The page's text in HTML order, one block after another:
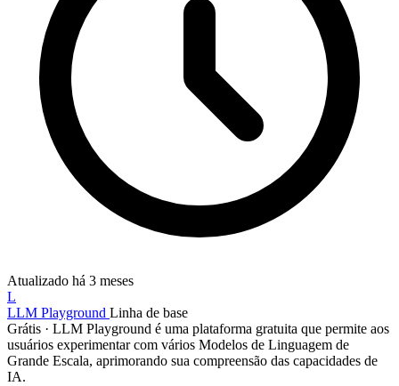
Atualizado há 3 meses
L
LLM Playground Linha de base
Grátis · LLM Playground é uma plataforma gratuita que permite aos
usuários experimentar com vários Modelos de Linguagem de
Grande Escala, aprimorando sua compreensão das capacidades de
IA.